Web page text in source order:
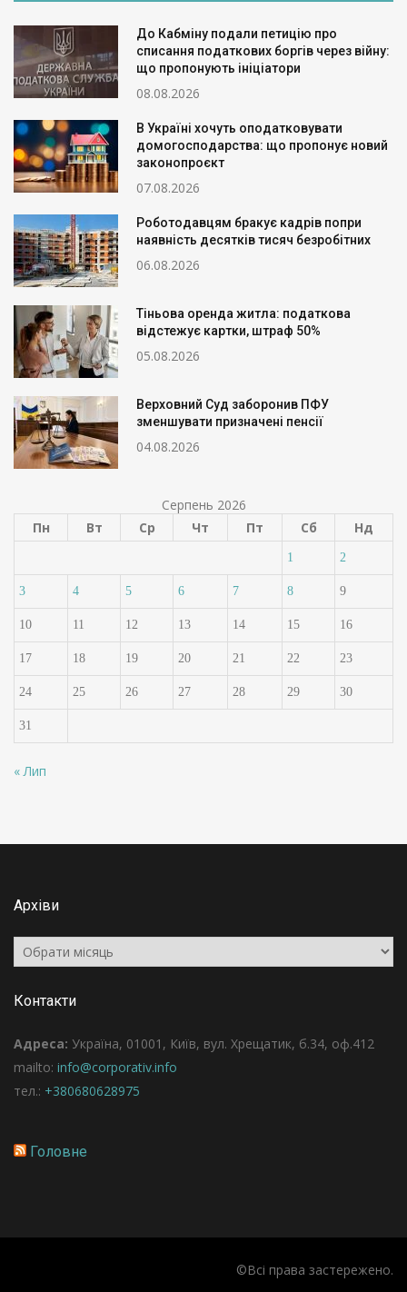
До Кабміну подали петицію про
списання податкових боргів через війну:
що пропонують ініціатори
08.08.2026
В Україні хочуть оподатковувати
домогосподарства: що пропонує новий
законопроєкт
07.08.2026
Роботодавцям бракує кадрів попри
наявність десятків тисяч безробітних
06.08.2026
Тіньова оренда житла: податкова
відстежує картки, штраф 50%
05.08.2026
Верховний Суд заборонив ПФУ
зменшувати призначені пенсії
04.08.2026
Серпень 2026
Пн
Вт Ср Чт Пт Сб Нд
1 2
3 4 5 6 7 8 9
10 11 12 13 14 15 16
17 18 19 20 21 22 23
24 25 26 27 28 29 30
31
« Лип
Архіви
Архіви
Контакти
Адреса: Україна, 01001, Київ, вул. Хрещатик, б.34, оф.412
mailto: info@corporativ.info
тел.: +380680628975
Головне
©Всі права застережено.